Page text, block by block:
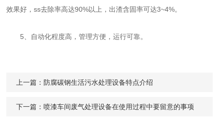
效果好，ss去除率高达90%以上，出渣含固率可达3~4%。
5、自动化程度高，管理方便，运行可靠。
上一篇： 防腐碳钢生活污水处理设备特点介绍
下一篇：喷漆车间废气处理设备在使用过程中要留意的事项